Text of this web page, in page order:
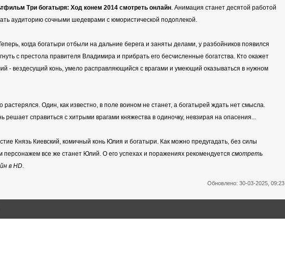
Три богатыря: Ход конем 2014 смотреть онлайн. Анимация станет десятой работой
аудиторию сочными шедеврами с юмористической подоплекой.
когда богатыри отбыли на дальние берега и заняты делами, у разбойников появился
с престола правителя Владимира и прибрать его бесчисленные богатства. Кто окажет
- вездесущий конь, умело расправляющийся с врагами и умеющий оказываться в нужном
Один, как известно, в поле воином не станет, а богатырей ждать нет смысла.
решает справиться с хитрыми врагами княжества в одиночку, невзирая на опасения...
Князь Киевский, комичный конь Юлия и богатыри. Как можно предугадать, без силы
персонажем все же станет Юлий. О его успехах и поражениях рекомендуется смотреть
в HD.
Обновлено: 30-03-2025, 09:23